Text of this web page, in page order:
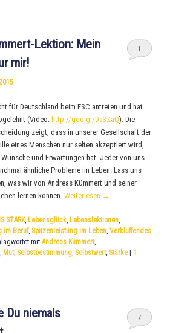
Lektion: Mein
mir!
1
für Deutschland beim ESC antreten und hat
(Video:http://goo.gl/Da3ZaQ). Die
zeigt, dass in unserer Gesellschaft der
eines Menschen nur selten akzeptiert wird,
und Erwartungen hat. Jeder von uns
ähnliche Probleme im Leben. Lass uns
was wir von Andreas Kümmert und seiner
lernen können.Weiterlesen →
STARK, Lebensglück, Lebenslektionen,
im Beruf, Spitzenleistung im Leben,Verblüffendes
mit Andreas Kümmert,
, Mut, Selbstbestimmung, Selbstwert, Stärke |1
Du niemals
7